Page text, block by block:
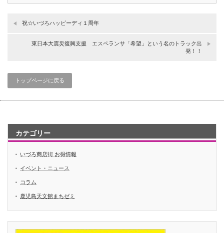
祝☆いづろハッピーディ１周年
東日本大震災復興支援 エスペランサ「希望」という名のトラック出
発！！
トップページに戻る
カテゴリー
いづろ商店街 お得情報
イベント・ニュース
コラム
鹿児島天文館まちゼミ